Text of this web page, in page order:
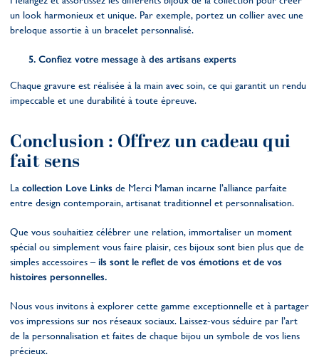
un look harmonieux et unique. Par exemple, portez un collier avec une
breloque assortie à un bracelet personnalisé.
Confiez votre message à des artisans experts
Chaque gravure est réalisée à la main avec soin, ce qui garantit un rendu
impeccable et une durabilité à toute épreuve.
Conclusion : Offrez un cadeau qui
fait sens
La collection Love Links de Merci Maman incarne l’alliance parfaite
entre design contemporain, artisanat traditionnel et personnalisation.
Que vous souhaitiez célébrer une relation, immortaliser un moment
spécial ou simplement vous faire plaisir, ces bijoux sont bien plus que de
simples accessoires –ils sont le reflet de vos émotions et de vos
histoires personnelles.
Nous vous invitons à explorer cette gamme exceptionnelle et à partager
vos impressions sur nos réseaux sociaux. Laissez-vous séduire par l’art
de la personnalisation et faites de chaque bijou un symbole de vos liens
précieux.